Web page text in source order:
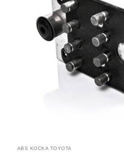
ABS KOCKA TOYOTA